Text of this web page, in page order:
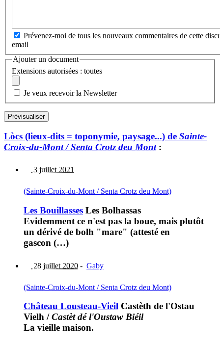
Prévenez-moi de tous les nouveaux commentaires de cette
email
Ajouter un document
Extensions autorisées : toutes
Je veux recevoir la Newsletter
Lòcs (lieux-dits = toponymie, paysage...) de Sainte-
Croix-du-Mont / Senta Crotz deu Mont:
3 juillet 2021
(Sainte-Croix-du-Mont / Senta Crotz deu Mont)
Les Bouillasses Les Bolhassas
Evidemment ce n'est pas la boue, mais plutôt
un dérivé de bolh "mare" (attesté en
gascon (…)
28 juillet 2020 - Gaby
(Sainte-Croix-du-Mont / Senta Crotz deu Mont)
Château Lousteau-Vieil Castèth de l'Ostau
Vielh /Castèt dé l'Oustaw Biéil
La vieille maison.